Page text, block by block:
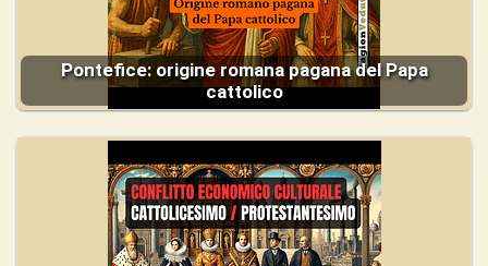
Pontefice: origine romana pagana del Papa
cattolico